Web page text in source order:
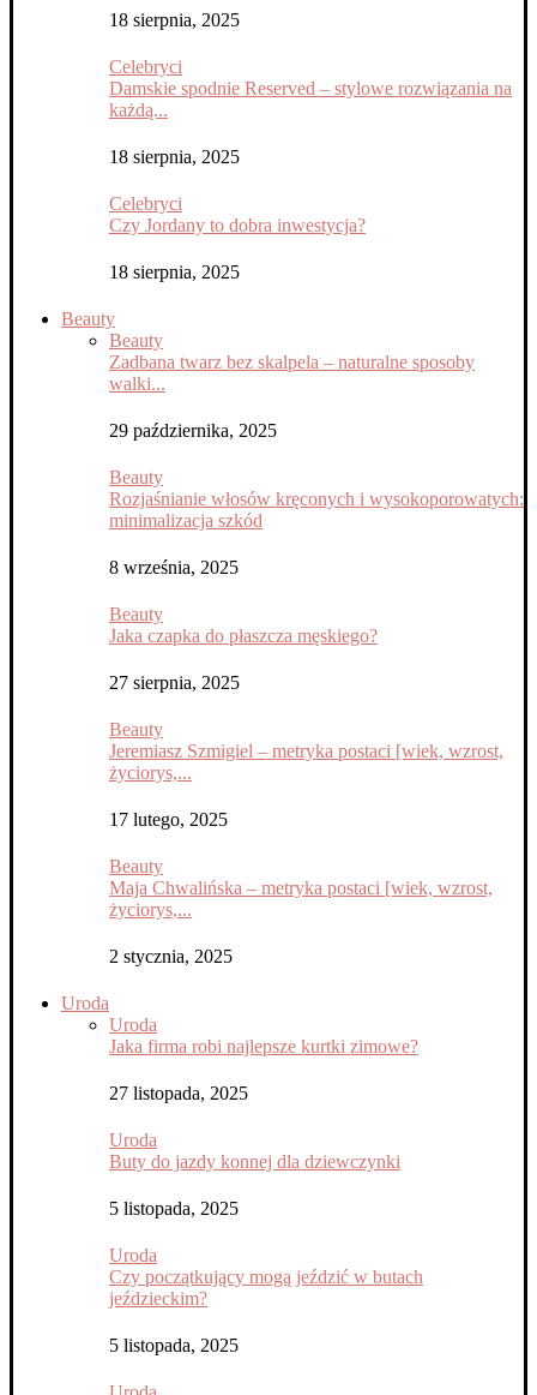
18 sierpnia, 2025
Celebryci
Damskie spodnie Reserved – stylowe rozwiązania na
każdą...
18 sierpnia, 2025
Celebryci
Czy Jordany to dobra inwestycja?
18 sierpnia, 2025
Beauty
Beauty
Zadbana twarz bez skalpela – naturalne sposoby
walki...
29 października, 2025
Beauty
Rozjaśnianie włosów kręconych i wysokoporowatych:
minimalizacja szkód
8 września, 2025
Beauty
Jaka czapka do płaszcza męskiego?
27 sierpnia, 2025
Beauty
Jeremiasz Szmigiel – metryka postaci [wiek, wzrost,
życiorys,...
17 lutego, 2025
Beauty
Maja Chwalińska – metryka postaci [wiek, wzrost,
życiorys,...
2 stycznia, 2025
Uroda
Uroda
Jaka firma robi najlepsze kurtki zimowe?
27 listopada, 2025
Uroda
Buty do jazdy konnej dla dziewczynki
5 listopada, 2025
Uroda
Czy początkujący mogą jeździć w butach
jeździeckim?
5 listopada, 2025